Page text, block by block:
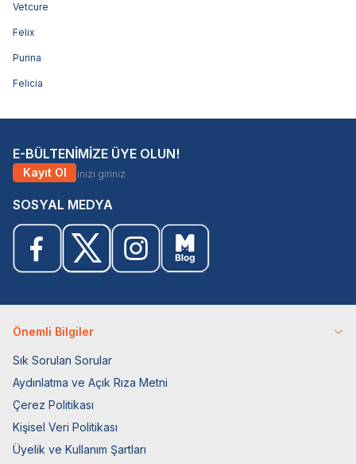
Vetcure
Felix
Purina
Felicia
E-BÜLTENİMİZE ÜYE OLUN!
Kayıt Ol
SOSYAL MEDYA
Önemli Bilgiler
Sık Sorulan Sorular
Aydınlatma ve Açık Rıza Metni
Çerez Politikası
Kişisel Veri Politikası
Üyelik ve Kullanım Şartları